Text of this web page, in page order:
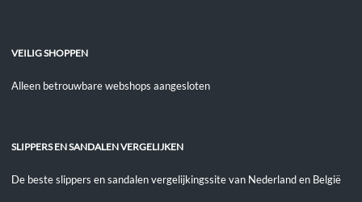
VEILIG SHOPPEN
Alleen betrouwbare webshops aangesloten
SLIPPERS EN SANDALEN VERGELIJKEN
De beste slippers en sandalen vergelijkingssite van Nederland en België